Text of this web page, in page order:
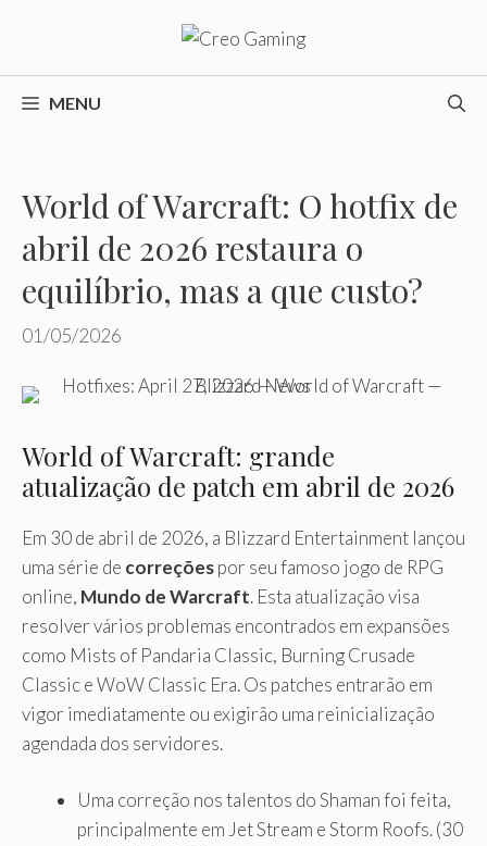
o
conteúdoMENU
World of Warcraft: O hotfix de
abril de 2026 restaura o
equilíbrio, mas a que custo?
01/05/2026
World of Warcraft: grande
atualização de patch em abril de 2026
Em 30 de abril de 2026, a Blizzard Entertainment lançou
uma série de correçõespor seu famoso jogo de RPG
online, Mundo de Warcraft. Esta atualização visa
resolver vários problemas encontrados em expansões
como Mists of Pandaria Classic, Burning Crusade
Classic e WoW Classic Era. Os patches entrarão em
vigor imediatamente ou exigirão uma reinicialização
agendada dos servidores.
Uma correção nos talentos do Shaman foi feita,
principalmente em Jet Stream e Storm Roofs. (30